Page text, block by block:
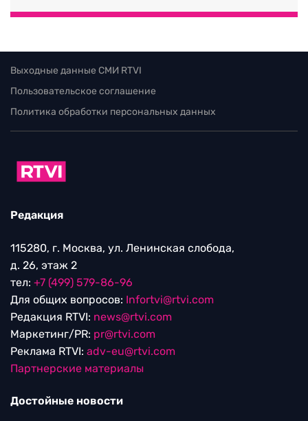
Выходные данные СМИ RTVI
Пользовательское соглашение
Политика обработки персональных данных
Редакция
115280, г. Москва, ул. Ленинская слобода,
д. 26, этаж 2
тел: +7 (499) 579-86-96
Для общих вопросов: Infortvi@rtvi.com
Редакция RTVI: news@rtvi.com
Маркетинг/PR: pr@rtvi.com
Реклама RTVI: adv-eu@rtvi.com
Партнерские материалы
Достойные новости